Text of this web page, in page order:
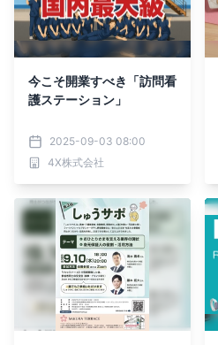
今こそ開業すべき「訪問看
護ステーション」
2025-09-03 08:00
4X株式会社